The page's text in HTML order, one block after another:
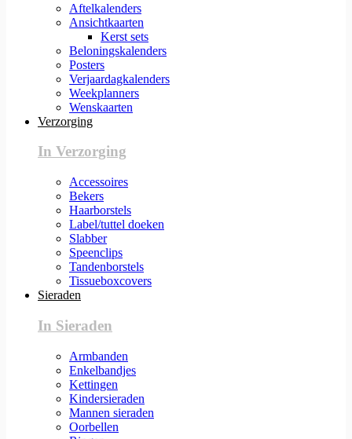
Aftelkalenders
Ansichtkaarten
Kerst sets
Beloningskalenders
Posters
Verjaardagkalenders
Weekplanners
Wenskaarten
Verzorging
In Verzorging
Accessoires
Bekers
Haarborstels
Label/tuttel doeken
Slabber
Speenclips
Tandenborstels
Tissueboxcovers
Sieraden
In Sieraden
Armbanden
Enkelbandjes
Kettingen
Kindersieraden
Mannen sieraden
Oorbellen